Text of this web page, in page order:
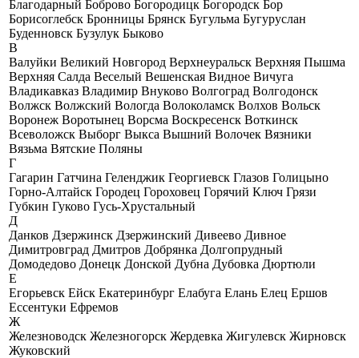
Благодарный Боброво Богородицк Богородск Бор
Борисоглебск Бронницы Брянск Бугульма Бугуруслан
Буденновск Бузулук Быково
В
Валуйки Великий Новгород Верхнеуральск Верхняя Пышма
Верхняя Салда Веселый Вешенская Видное Вичуга
Владикавказ Владимир Внуково Волгоград Волгодонск
Волжск Волжский Вологда Волоколамск Волхов Вольск
Воронеж Воротынец Ворсма Воскресенск Воткинск
Всеволожск Выборг Выкса Вышний Волочек Вязники
Вязьма Вятские Поляны
Г
Гагарин Гатчина Геленджик Георгиевск Глазов Голицыно
Горно-Алтайск Городец Гороховец Горячий Ключ Грязи
Губкин Гуково Гусь-Хрустальный
Д
Данков Дзержинск Дзержинский Дивеево Дивное
Димитровград Дмитров Добрянка Долгопрудный
Домодедово Донецк Донской Дубна Дубовка Дюртюли
Е
Егорьевск Ейск Екатеринбург Елабуга Елань Елец Ершов
Ессентуки Ефремов
Ж
Железноводск Железногорск Жердевка Жигулевск Жирновск
Жуковский